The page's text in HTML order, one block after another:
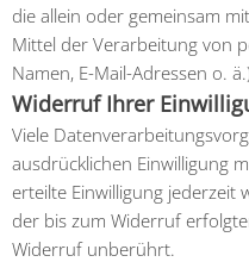
die allein oder gemeinsam
Mittel der Verarbeitung von
Namen, E-Mail-Adressen o.
Widerruf Ihrer
Viele
ausdrücklichen Einwilligung
erteilte Einwilligung jederzeit
der bis zum Widerruf
Widerruf unberührt.